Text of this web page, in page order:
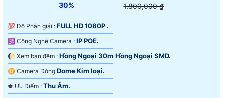
30% 1,800,000 ₫
💯 Độ Phân giải : FULL HD 1080P .
🕉️ Công Nghệ Camera : IP POE.
🌔 Xem ban đêm : Hồng Ngoại 30m Hồng Ngoại SMD.
♊ Camera Dòng Dome Kim loại.
️♚ Ưu Điểm : Thu Âm.